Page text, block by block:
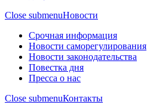
Close submenuНовости
Срочная информация
Новости саморегулирования
Новости законодательства
Повестка дня
Пресса о нас
Close submenuКонтакты